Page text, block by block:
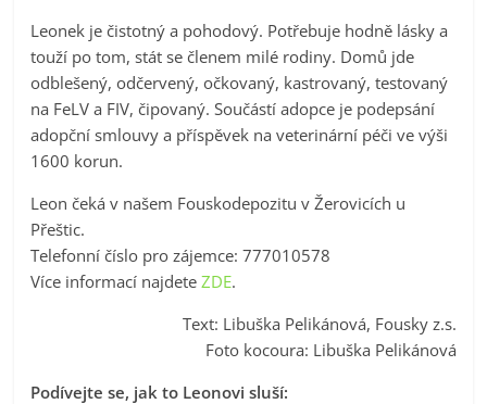
Leonek je čistotný a pohodový. Potřebuje hodně lásky a
touží po tom, stát se členem milé rodiny. Domů jde
odblešený, odčervený, očkovaný, kastrovaný, testovaný
na FeLV a FIV, čipovaný. Součástí adopce je podepsání
adopční smlouvy a příspěvek na veterinární péči ve výši
1600 korun.
Leon čeká v našem Fouskodepozitu v Žerovicích u
Přeštic.
Telefonní číslo pro zájemce: 777010578
Více informací najdeteZDE.
Text: Libuška Pelikánová, Fousky z.s.
Foto kocoura: Libuška Pelikánová
Podívejte se, jak to Leonovi sluší: